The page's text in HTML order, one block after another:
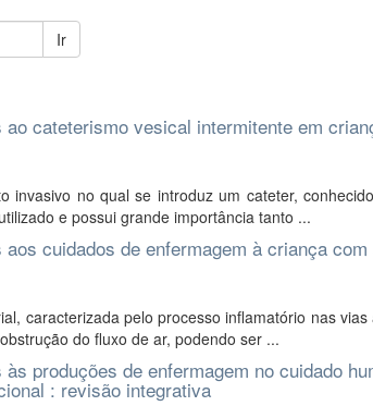
Ir
cateterismo vesical intermitente em
invasivo no qual se introduz um cateter,
e possui grande importância tanto ...
cuidados de enfermagem à criança
caracterizada pelo processo inflamatório nas
do fluxo de ar, podendo ser ...
produções de enfermagem no cuidado
: revisão integrativa